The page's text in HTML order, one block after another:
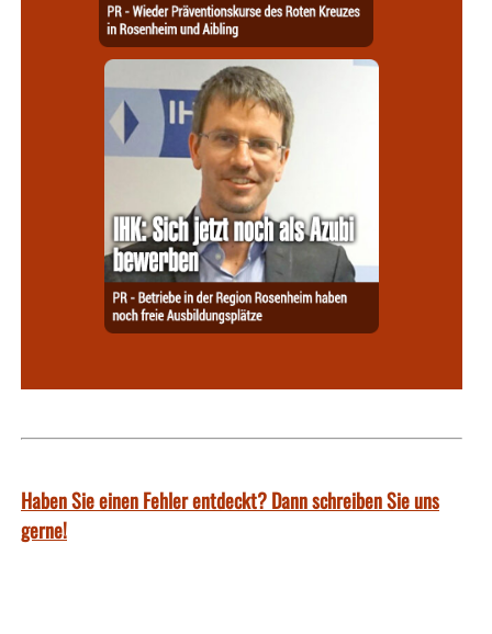
Haben Sie einen Fehler entdeckt? Dann schreiben Sie uns
gerne!